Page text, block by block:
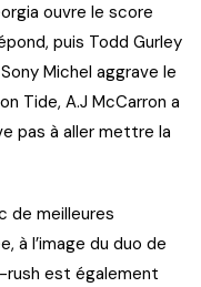
ouvre le score
puis Todd Gurley
Michel aggrave le
Tide, A.J McCarron a
pas à aller mettre la
de meilleures
à l’image du duo de
rush est également